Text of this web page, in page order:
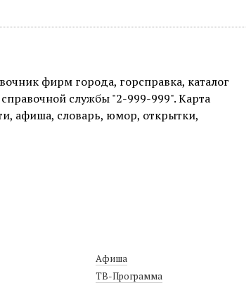
фирм города, горсправка, каталог
службы "2-999-999". Карта
афиша, словарь, юмор, открытки,
Афиша
ТВ-Программа